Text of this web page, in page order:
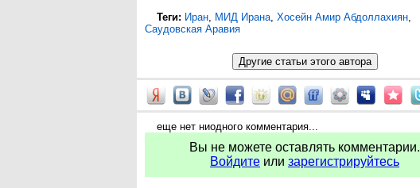
Теги: Иран, МИД Ирана, Хосейн Амир Абдоллахиян,
Саудовская Аравия
еще нет ниодного комментария...
Вы не можете оставлять комментарии.
Войдите или зарегистрируйтесь